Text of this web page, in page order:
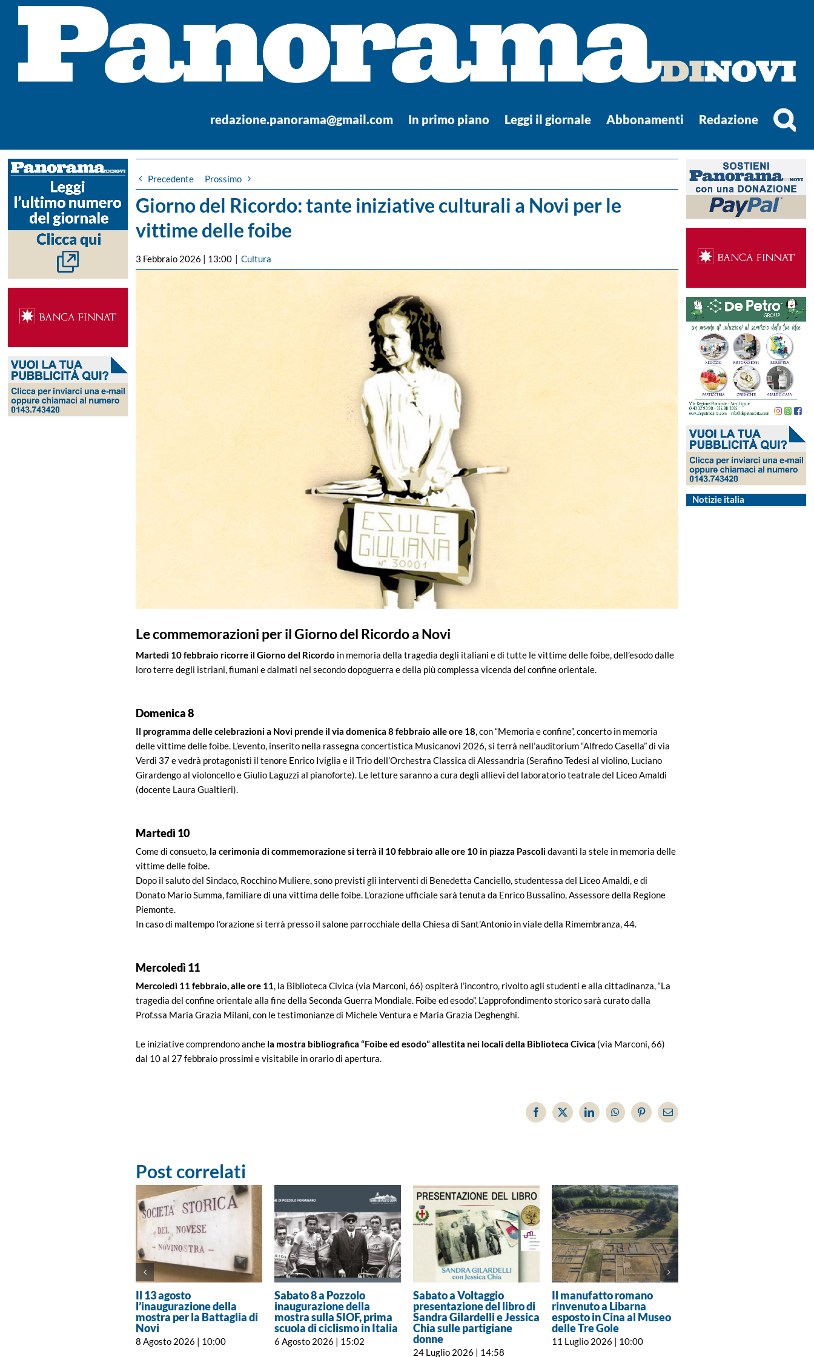
Salta
redazione.panorama@gmail.com In primo piano Leggi il giornale Abbonamenti Redazione
Precedente Prossimo
Giorno del Ricordo: tante iniziative culturali a Novi per le
vittime delle foibe
3 Febbraio 2026 | 13:00 | Cultura
Le commemorazioni per il Giorno del Ricordo a Novi
Martedì 10 febbraio ricorre il Giorno del Ricordo in memoria della tragedia degli italiani e di tutte le vittime delle foibe, dell’esodo dalle
loro terre degli istriani, fiumani e dalmati nel secondo dopoguerra e della più complessa vicenda del confine orientale.
Domenica 8
Il programma delle celebrazioni a Novi prende il via domenica 8 febbraio alle ore 18, con “Memoria e confine”, concerto in memoria
delle vittime delle foibe. L’evento, inserito nella rassegna concertistica Musicanovi 2026, si terrà nell’auditorium “Alfredo Casella” di via
Verdi 37 e vedrà protagonisti il tenore Enrico Iviglia e il Trio dell’Orchestra Classica di Alessandria (Serafino Tedesi al violino, Luciano
Girardengo al violoncello e Giulio Laguzzi al pianoforte). Le letture saranno a cura degli allievi del laboratorio teatrale del Liceo Amaldi
(docente Laura Gualtieri).
Martedì 10
Come di consueto, la cerimonia di commemorazione si terrà il 10 febbraio alle ore 10 in piazza Pascolidavanti la stele in memoria delle
vittime delle foibe.
Dopo il saluto del Sindaco, Rocchino Muliere, sono previsti gli interventi di Benedetta Canciello, studentessa del Liceo Amaldi, e di
Donato Mario Summa, familiare di una vittima delle foibe. L’orazione ufficiale sarà tenuta da Enrico Bussalino, Assessore della Regione
Piemonte.
In caso di maltempo l’orazione si terrà presso il salone parrocchiale della Chiesa di Sant’Antonio in viale della Rimembranza, 44.
Mercoledì 11
Mercoledì 11 febbraio, alle ore 11, la Biblioteca Civica (via Marconi, 66) ospiterà l’incontro, rivolto agli studenti e alla cittadinanza, “La
tragedia del confine orientale alla fine della Seconda Guerra Mondiale. Foibe ed esodo”. L’approfondimento storico sarà curato dalla
Prof.ssa Maria Grazia Milani, con le testimonianze di Michele Ventura e Maria Grazia Deghenghi.
Le iniziative comprendono anche la mostra bibliografica “Foibe ed esodo” allestita nei locali della Biblioteca Civica (via Marconi, 66)
dal 10 al 27 febbraio prossimi e visitabile in orario di apertura.
Facebook
X LinkedInWhatsAppPinterestEmail
Post correlati
Il 13 agosto
l’inaugurazione della
mostra per la Battaglia di
Novi
8 Agosto 2026 | 10:00
Sabato 8 a Pozzolo
inaugurazione della
mostra sulla SIOF, prima
scuola di ciclismo in Italia
6 Agosto 2026 | 15:02
Sabato a Voltaggio
presentazione del libro di
Sandra Gilardelli e Jessica
Chia sulle partigiane
donne
24 Luglio 2026 | 14:58
Il manufatto romano
rinvenuto a Libarna
esposto in Cina al Museo
delle Tre Gole
11 Luglio 2026 | 10:00
Notizie italia